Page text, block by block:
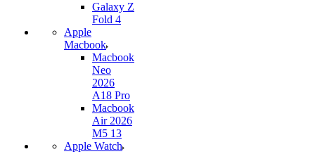
Galaxy Z
Fold 4
Apple
Macbook
Macbook
Neo
2026
A18 Pro
Macbook
Air 2026
M5 13
Apple Watch